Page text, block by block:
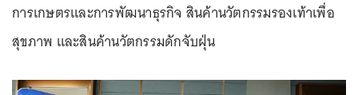
การเกษตรและการพัฒนาธุรกิจ สินค้านวัตกรรมรองเท้าเพื่อ
สุขภาพ และสินค้านวัตกรรมดักจับฝุ่น